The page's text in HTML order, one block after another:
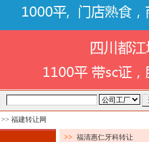
>> 福建转让网
>> 福清惠仁牙科转让